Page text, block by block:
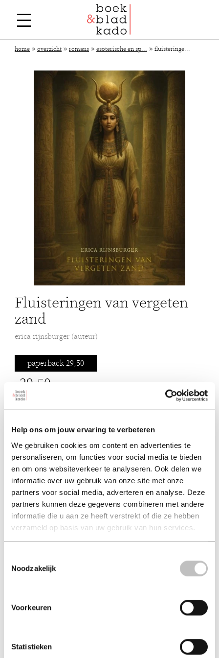
Help ons om jouw ervaring te verbeteren
We gebruiken cookies om content en advertenties te
personaliseren, om functies voor social media te bieden
en om ons websiteverkeer te analyseren. Ook delen we
informatie over uw gebruik van onze site met onze
partners voor social media, adverteren en analyse. Deze
partners kunnen deze gegevens combineren met andere
informatie die u aan ze heeft verstrekt of die ze hebben
verzameld op basis van uw gebruik van hun services.
Noodzakelijk
Voorkeuren
Statistieken
home » overzicht » romans » esoterische en sp... » fluisteringe...
Fluisteringen van vergeten
zand
erica rijnsburger (auteur)
paperback 29,50
29,50
Een meeslepende roman over initiaties, geheime kennis,
trouw en verraad
Ze is dochter van de machtigste farao van Egypte. Maar
achter haar glimlach schuilt een verboden verlangen.
Meryt Amun is opgegroeid tussen goud en goden, maar
niets heeft haar voorbereid op de geheimen en
inwijdingen die de eeuwenoude tempels voor haar
Licht, ontdekt ze dat kennis een prijs heeft – en dat liefde
Terwijl schaduwen zich verzamelen in de gangen van de
piramides, daalt Meryt af in een wereld van geheime
dichter bij de ultieme openbaring... of haar ondergang.